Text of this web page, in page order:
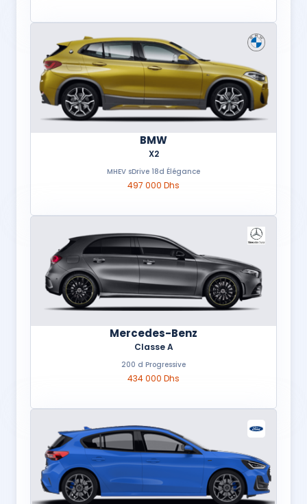
BMW
X2
MHEV sDrive 18d Élégance
497 000 Dhs
Mercedes-Benz
Classe A
200 d Progressive
434 000 Dhs